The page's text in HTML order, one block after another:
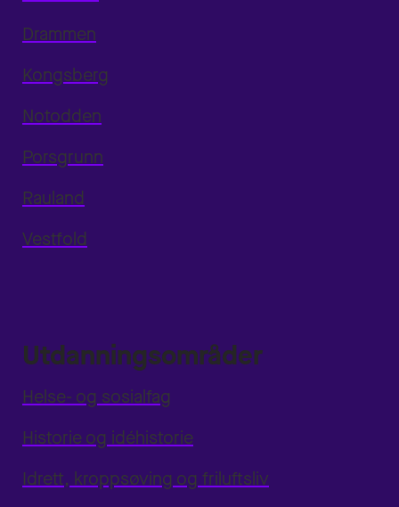
Drammen
Kongsberg
Notodden
Porsgrunn
Rauland
Vestfold
Utdanningsområder
Helse- og sosialfag
Historie og idéhistorie
Idrett, kroppsøving og friluftsliv